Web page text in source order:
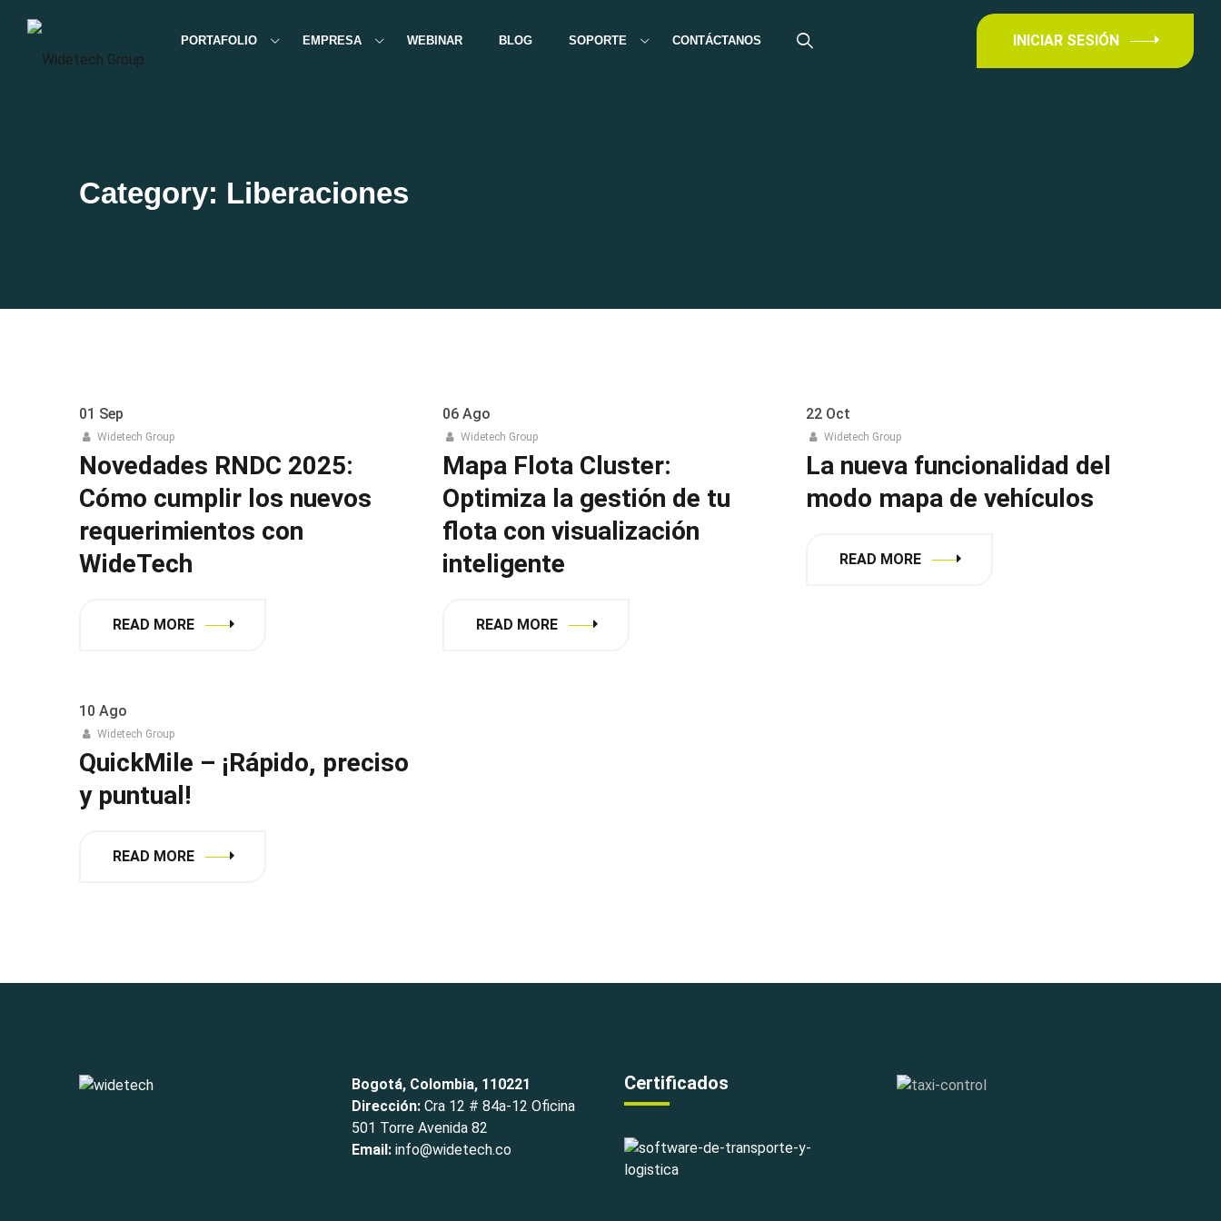
PORTAFOLIO EMPRESA WEBINAR BLOG SOPORTE CONTÁCTANOS INICIAR SESIÓN
Category: Liberaciones
01 Sep
Widetech Group
Novedades RNDC 2025:
Cómo cumplir los nuevos
requerimientos con
WideTech
READ MORE
06 Ago
Widetech Group
Mapa Flota Cluster:
Optimiza la gestión de tu
flota con visualización
inteligente
READ MORE
22 Oct
Widetech Group
La nueva funcionalidad del
modo mapa de vehículos
READ MORE
10 Ago
Widetech Group
QuickMile – ¡Rápido, preciso
y puntual!
READ MORE
Bogotá, Colombia, 110221
Dirección: Cra 12 # 84a-12 Oficina
501 Torre Avenida 82
Email: info@widetech.co
Certificados